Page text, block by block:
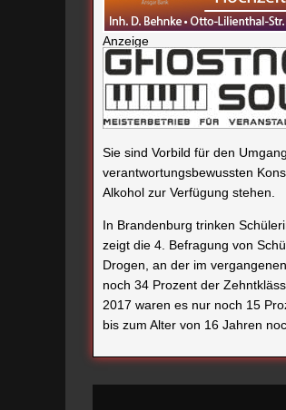
Sie sind Vorbild für den
verantwortungsbewussten
Alkohol zur Verfügung stehen.
zeigt die 4. Befragung von
Drogen, an der im
noch 34 Prozent der
2017 waren es nur noch 15
bis zum Alter von 16 Jahren
VORHERIGER ARTIKEL